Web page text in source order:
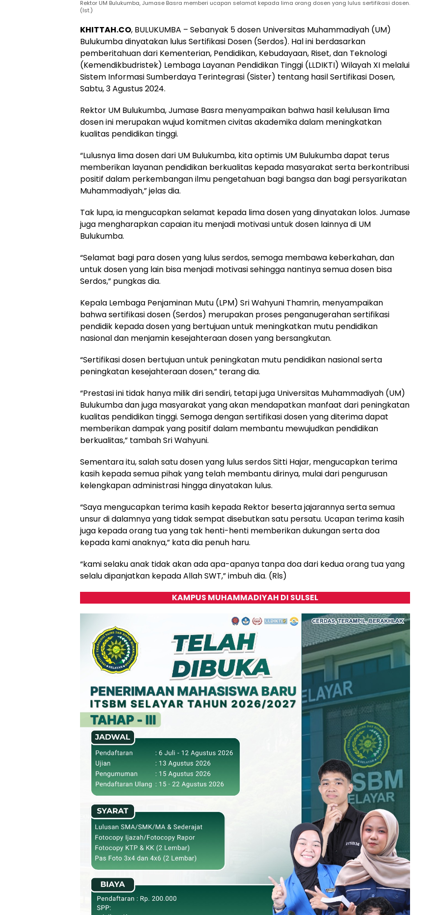
Rektor UM Bulukumba, Jumase Basra memberi ucapan selamat kepada lima orang dosen yang lulus sertifikasi dosen.
(Ist.)
KHITTAH.CO, BULUKUMBA – Sebanyak 5 dosen Universitas Muhammadiyah (UM)
Bulukumba dinyatakan lulus Sertifikasi Dosen (Serdos). Hal ini berdasarkan
pemberitahuan dari Kementerian, Pendidikan, Kebudayaan, Riset, dan Teknologi
(Kemendikbudristek) Lembaga Layanan Pendidikan Tinggi (LLDIKTI) Wilayah XI melalui
Sistem Informasi Sumberdaya Terintegrasi (Sister) tentang hasil Sertifikasi Dosen,
Sabtu, 3 Agustus 2024.
Rektor UM Bulukumba, Jumase Basra menyampaikan bahwa hasil kelulusan lima
dosen ini merupakan wujud komitmen civitas akademika dalam meningkatkan
kualitas pendidikan tinggi.
“Lulusnya lima dosen dari UM Bulukumba, kita optimis UM Bulukumba dapat terus
memberikan layanan pendidikan berkualitas kepada masyarakat serta berkontribusi
positif dalam perkembangan ilmu pengetahuan bagi bangsa dan bagi persyarikatan
Muhammadiyah,” jelas dia.
Tak lupa, ia mengucapkan selamat kepada lima dosen yang dinyatakan lolos. Jumase
juga mengharapkan capaian itu menjadi motivasi untuk dosen lainnya di UM
Bulukumba.
“Selamat bagi para dosen yang lulus serdos, semoga membawa keberkahan, dan
untuk dosen yang lain bisa menjadi motivasi sehingga nantinya semua dosen bisa
Serdos,” pungkas dia.
Kepala Lembaga Penjaminan Mutu (LPM) Sri Wahyuni Thamrin, menyampaikan
bahwa sertifikasi dosen (Serdos) merupakan proses penganugerahan sertifikasi
pendidik kepada dosen yang bertujuan untuk meningkatkan mutu pendidikan
nasional dan menjamin kesejahteraan dosen yang bersangkutan.
“Sertifikasi dosen bertujuan untuk peningkatan mutu pendidikan nasional serta
peningkatan kesejahteraan dosen,” terang dia.
“Prestasi ini tidak hanya milik diri sendiri, tetapi juga Universitas Muhammadiyah (UM)
Bulukumba dan juga masyarakat yang akan mendapatkan manfaat dari peningkatan
kualitas pendidikan tinggi. Semoga dengan sertifikasi dosen yang diterima dapat
memberikan dampak yang positif dalam membantu mewujudkan pendidikan
berkualitas,” tambah Sri Wahyuni.
Sementara itu, salah satu dosen yang lulus serdos Sitti Hajar, mengucapkan terima
kasih kepada semua pihak yang telah membantu dirinya, mulai dari pengurusan
kelengkapan administrasi hingga dinyatakan lulus.
“Saya mengucapkan terima kasih kepada Rektor beserta jajarannya serta semua
unsur di dalamnya yang tidak sempat disebutkan satu persatu. Ucapan terima kasih
juga kepada orang tua yang tak henti-henti memberikan dukungan serta doa
kepada kami anaknya,” kata dia penuh haru.
“kami selaku anak tidak akan ada apa-apanya tanpa doa dari kedua orang tua yang
selalu dipanjatkan kepada Allah SWT,” imbuh dia. (Rls)
KAMPUS MUHAMMADIYAH DI SULSEL